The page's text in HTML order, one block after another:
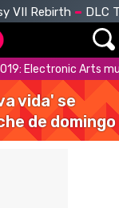
VII Rebirth DLC
Electronic Arts
vida' se
de domingo